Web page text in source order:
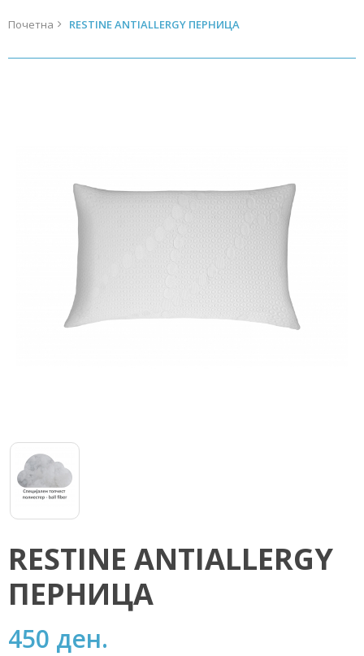
Почетна RESTINE ANTIALLERGY ПЕРНИЦА
RESTINE ANTIALLERGY
ПЕРНИЦА
450 ден.